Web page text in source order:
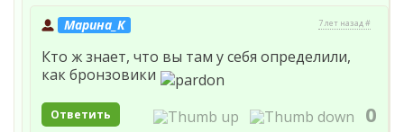
Марина_К 7 лет назад #
Кто ж знает, что вы там у себя определили,
как бронзовики
Ответить 0